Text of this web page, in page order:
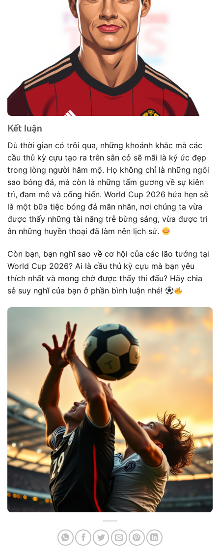
Kết luận
Dù thời gian có trôi qua, những khoảnh khắc mà các
cầu thủ kỳ cựu tạo ra trên sân cỏ sẽ mãi là ký ức đẹp
trong lòng người hâm mộ. Họ không chỉ là những ngôi
sao bóng đá, mà còn là những tấm gương về sự kiên
trì, đam mê và cống hiến. World Cup 2026 hứa hẹn sẽ
là một bữa tiệc bóng đá mãn nhãn, nơi chúng ta vừa
được thấy những tài năng trẻ bừng sáng, vừa được tri
ân những huyền thoại đã làm nên lịch sử.
Còn bạn, bạn nghĩ sao về cơ hội của các lão tướng tại
World Cup 2026? Ai là cầu thủ kỳ cựu mà bạn yêu
thích nhất và mong chờ được thấy thi đấu? Hãy chia
sẻ suy nghĩ của bạn ở phần bình luận nhé!